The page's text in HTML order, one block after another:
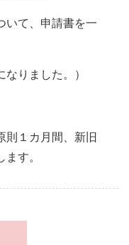
いて、申請書を一
りました。）
則１カ月間、新旧
す。